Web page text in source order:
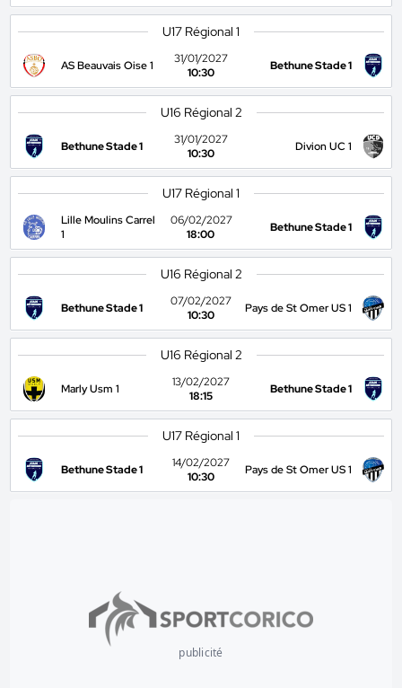
U17 Régional 1
AS Beauvais Oise 1
31/01/2027
10:30
Bethune Stade 1
U16 Régional 2
Bethune Stade 1
31/01/2027
10:30
Divion UC 1
U17 Régional 1
Lille Moulins Carrel
1
06/02/2027
18:00
Bethune Stade 1
U16 Régional 2
Bethune Stade 1
07/02/2027
10:30
Pays de St Omer US 1
U16 Régional 2
Marly Usm 1
13/02/2027
18:15
Bethune Stade 1
U17 Régional 1
Bethune Stade 1
14/02/2027
10:30
Pays de St Omer US 1
publicité